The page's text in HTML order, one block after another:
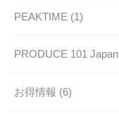
PEAKTIME (1)
PRODUCE 101 Japan
お得情報 (6)